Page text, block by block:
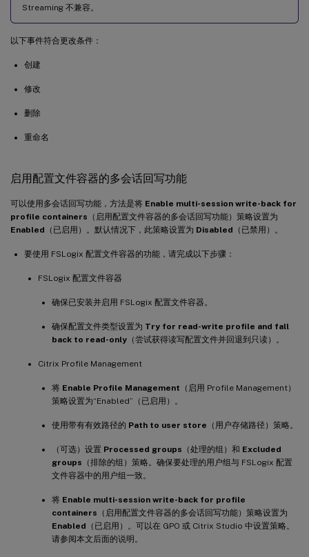
Streaming 不兼容。
以下事件符合更改条件：
创建
修改
删除
重命名
启用配置文件容器的多会话回写功能
可以使用多会话回写功能，方法是将 Enable multi-session write-back for
profile containers （启用配置文件容器的多会话回写功能）策略设置为
Enabled （已启用）。默认情况下，此策略设置为 Disabled （已禁用）。
要使用 FSLogix 配置文件容器的功能，请完成以下步骤：
FSLogix 配置文件容器
确保已安装并启用 FSLogix 配置文件容器。
确保配置文件类型设置为 Try for read-write profile and fall
back to read-only （尝试获得读写配置文件并回退到只读）。
Citrix Profile Management
将 Enable Profile Management （启用 Profile Management）
策略设置为“Enabled”（已启用）。
使用带有有效路径的 Path to user store （用户存储路径）策略。
（可选）设置 Processed groups （处理的组）和 Excluded
groups （排除的组）策略。确保要处理的用户组与 FSLogix 配置
文件容器中的用户组一致。
将 Enable multi-session write-back for profile
containers （启用配置文件容器的多会话回写功能）策略设置为
Enabled （已启用）。可以在 GPO 或 Citrix Studio 中设置策略。
请参阅本文后面的说明。